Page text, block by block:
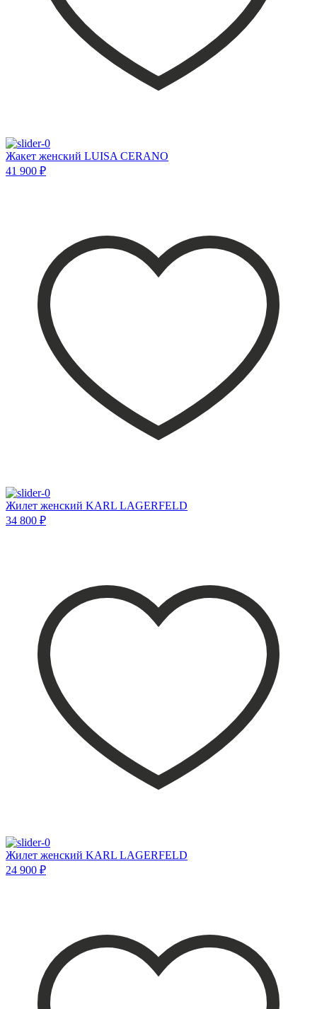
Жакет женский LUISA CERANO
41 900 ₽
Жилет женский KARL LAGERFELD
34 800 ₽
Жилет женский KARL LAGERFELD
24 900 ₽